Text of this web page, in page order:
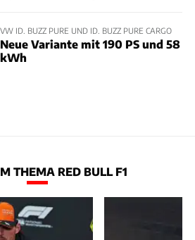
VW ID. BUZZ PURE UND ID. BUZZ PURE CARGO
Neue Variante mit 190 PS und 58
kWh
THEMA RED BULL F1